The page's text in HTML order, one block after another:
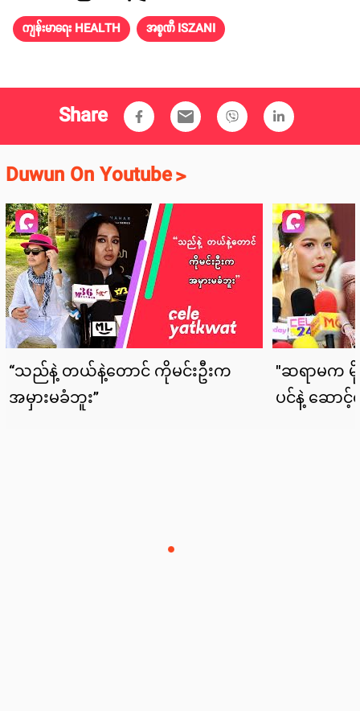
ကျန်းမာရေး HEALTH အစ္စဏီ ISZANI
Share email
Duwun On Youtube>